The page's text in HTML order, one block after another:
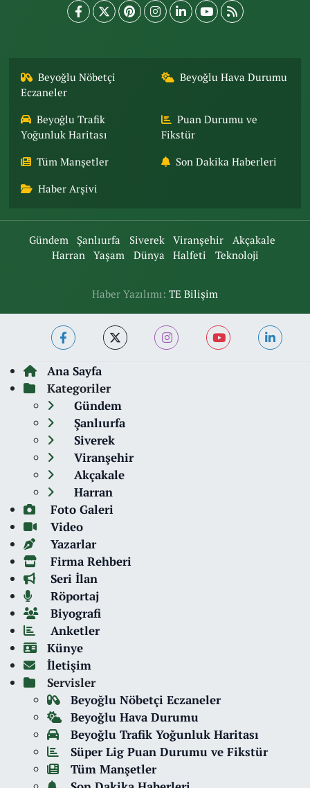
Beyoğlu Nöbetçi
Eczaneler
Beyoğlu Hava Durumu
Beyoğlu Trafik
Yoğunluk Haritası
Puan Durumu ve
Fikstür
Tüm Manşetler Son Dakika Haberleri
Haber Arşivi
Gündem Şanlıurfa Siverek Viranşehir
Akçakale
Harran
Yaşam Dünya Halfeti Teknoloji
Haber Yazılımı: TE Bilişim
Ana Sayfa
Kategoriler
Gündem
Şanlıurfa
Siverek
Viranşehir
Akçakale
Harran
Foto Galeri
Video
Yazarlar
Firma Rehberi
Seri İlan
Röportaj
Biyografi
Anketler
Künye
İletişim
Servisler
Beyoğlu Nöbetçi Eczaneler
Beyoğlu Hava Durumu
Beyoğlu Trafik Yoğunluk Haritası
Süper Lig Puan Durumu ve Fikstür
Tüm Manşetler